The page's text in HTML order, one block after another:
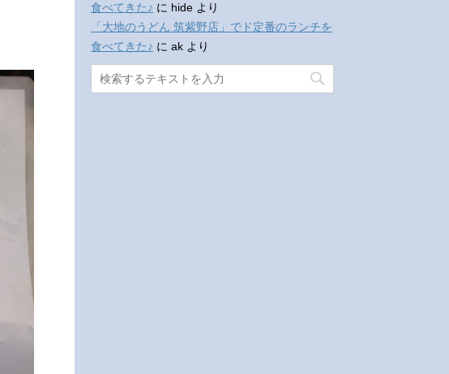
食べてきた♪ に hide より
「大地のうどん 筑紫野店」でド定番のランチを
食べてきた♪ に ak より